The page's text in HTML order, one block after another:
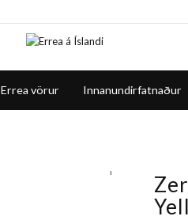
Errea vörur Innanundirfatnaður
+